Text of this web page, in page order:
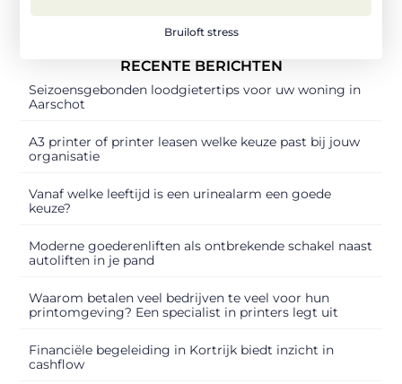
Bruiloft stress
RECENTE BERICHTEN
Seizoensgebonden loodgietertips voor uw woning in
Aarschot
A3 printer of printer leasen welke keuze past bij jouw
organisatie
Vanaf welke leeftijd is een urinealarm een goede
keuze?
Moderne goederenliften als ontbrekende schakel naast
autoliften in je pand
Waarom betalen veel bedrijven te veel voor hun
printomgeving? Een specialist in printers legt uit
Financiële begeleiding in Kortrijk biedt inzicht in
cashflow